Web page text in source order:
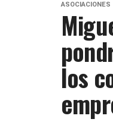
ASOCIACIONES
los